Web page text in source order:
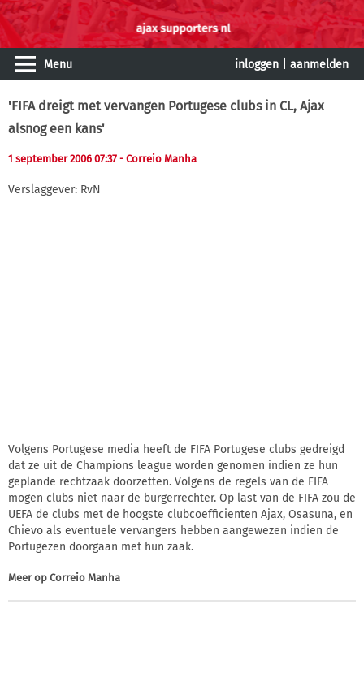
Menu inloggen aanmelden
'FIFA dreigt met vervangen Portugese clubs in CL, Ajax
alsnog een kans'
1 september 2006 07:37 - Correio Manha
Verslaggever: RvN
Volgens Portugese media heeft de FIFA Portugese clubs gedreigd
dat ze uit de Champions league worden genomen indien ze hun
geplande rechtzaak doorzetten. Volgens de regels van de FIFA
mogen clubs niet naar de burgerrechter. Op last van de FIFA zou de
UEFA de clubs met de hoogste clubcoefficienten Ajax, Osasuna, en
Chievo als eventuele vervangers hebben aangewezen indien de
Portugezen doorgaan met hun zaak.
Meer op Correio Manha